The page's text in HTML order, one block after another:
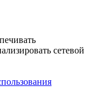
сетевой